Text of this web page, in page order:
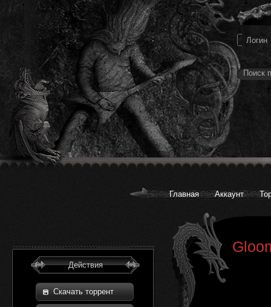
Главная Аккаунт
Действия
Скачать торрент